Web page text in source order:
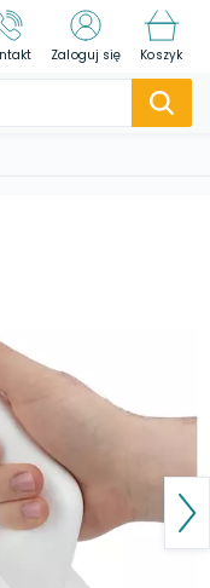
Zaloguj się Koszyk